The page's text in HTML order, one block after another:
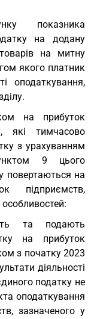
показника
на додану
на митну
якого платник
оподаткування,
на прибуток
які тимчасово
з урахуванням
9 цього
повертаються на
підприємств,
та подають
на прибуток
з початку 2023
діяльності
податку не
оподаткування
зазначеного у